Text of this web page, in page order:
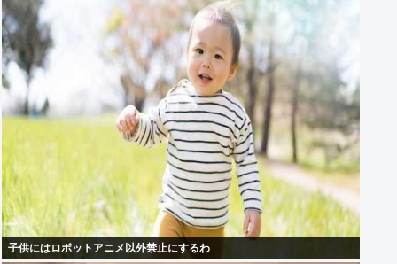
子供にはロボットアニメ以外禁止にするわ